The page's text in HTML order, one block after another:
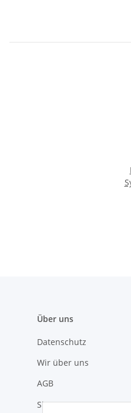
Über uns
Datenschutz
Wir über uns
AGB
Sitemap